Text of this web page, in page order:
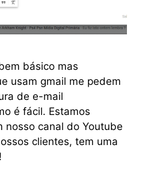
básico mas
usam gmail me pedem
de e-mail
é fácil. Estamos
nosso canal do Youtube
clientes, tem uma